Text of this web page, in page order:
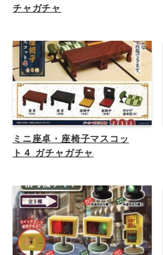
チャガチャ
ミニ座卓・座椅子マスコッ
ト４ ガチャガチャ